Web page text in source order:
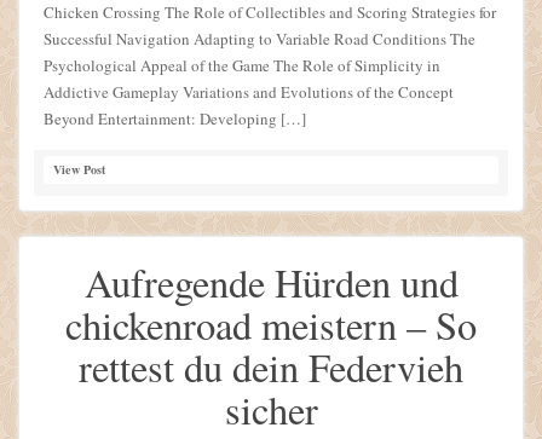
Chicken Crossing The Role of Collectibles and Scoring Strategies for
Successful Navigation Adapting to Variable Road Conditions The
Psychological Appeal of the Game The Role of Simplicity in
Addictive Gameplay Variations and Evolutions of the Concept
Beyond Entertainment: Developing […]
View Post
Aufregende Hürden und
chickenroad meistern – So
rettest du dein Federvieh
sicher